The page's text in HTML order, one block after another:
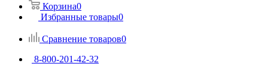
Корзина0
Избранные товары0
Сравнение товаров0
8-800-201-42-32